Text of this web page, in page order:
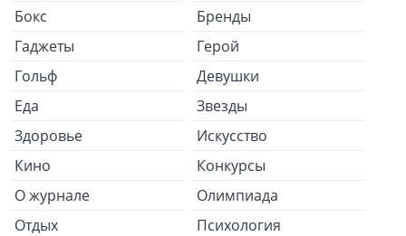
Бокс
Бренды
Гаджеты
Герой
Гольф
Девушки
Еда
Звезды
Здоровье
Искусство
Кино
Конкурсы
О журнале
Олимпиада
Отдых
Психология